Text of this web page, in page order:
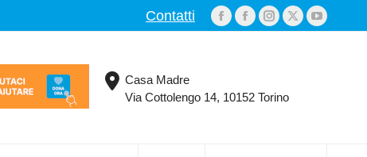
Contatti
Facebook
new
Facebook
new
Instagram
new
X
Casa Madre
Via Cottolengo 14, 10152 Torino